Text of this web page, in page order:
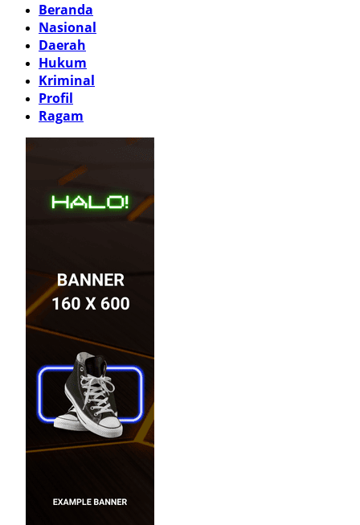
Beranda
Nasional
Daerah
Hukum
Kriminal
Profil
Ragam